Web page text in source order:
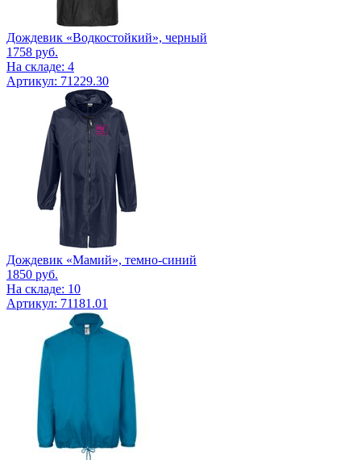
Дождевик «Водкостойкий», черный
1758 руб.
На складе: 4
Артикул: 71229.30
Дождевик «Мамий», темно-синий
1850 руб.
На складе: 10
Артикул: 71181.01